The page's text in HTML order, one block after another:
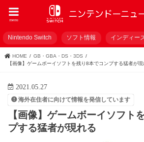
menu
Nintendo Switch ソフト情報 インディー
HOME
GB・GBA・DS・3DS
【画像】ゲームボーイソフトを残り8本でコンプする猛者が現
2021.05.27
海外在住者に向けて情報を発信しています
【画像】ゲームボーイソフト
プする猛者が現れる